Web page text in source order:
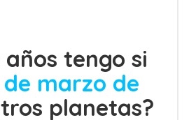
años tengo si
de marzo de
planetas?